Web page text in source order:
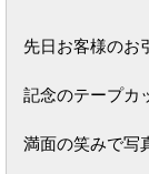
先日お客様のお
記念のテープカ
満面の笑みで写